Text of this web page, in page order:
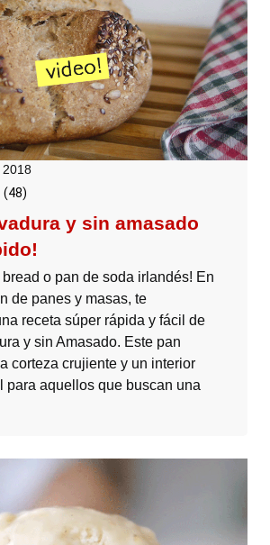
2018
(48)
y sin amasado
o pan de soda irlandés! En
de panes y masas, te
receta súper rápida y fácil de
y sin Amasado. Este pan
corteza crujiente y un interior
para aquellos que buscan una